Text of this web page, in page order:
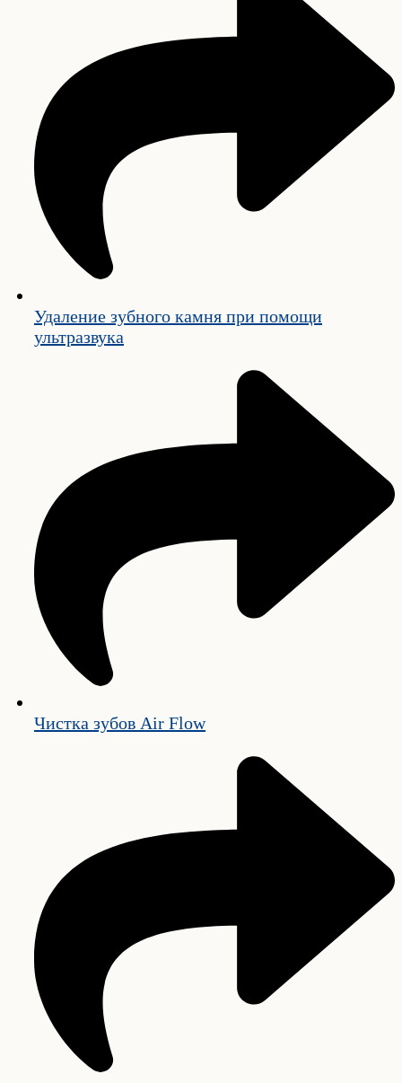
Удаление зубного камня при помощи
ультразвука
Чистка зубов Air Flow